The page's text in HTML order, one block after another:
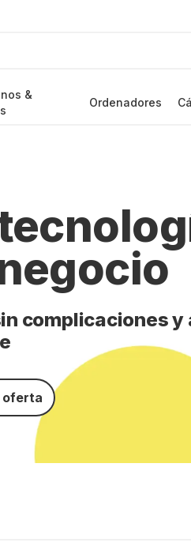
&
Ordenadores
complicaciones y
oferta